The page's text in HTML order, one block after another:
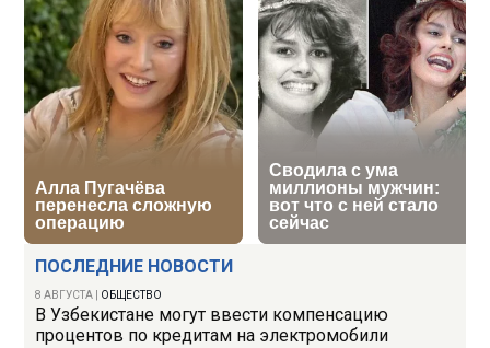
ПОСЛЕДНИЕ НОВОСТИ
8 АВГУСТА ОБЩЕСТВО
В Узбекистане могут ввести компенсацию
процентов по кредитам на электромобили